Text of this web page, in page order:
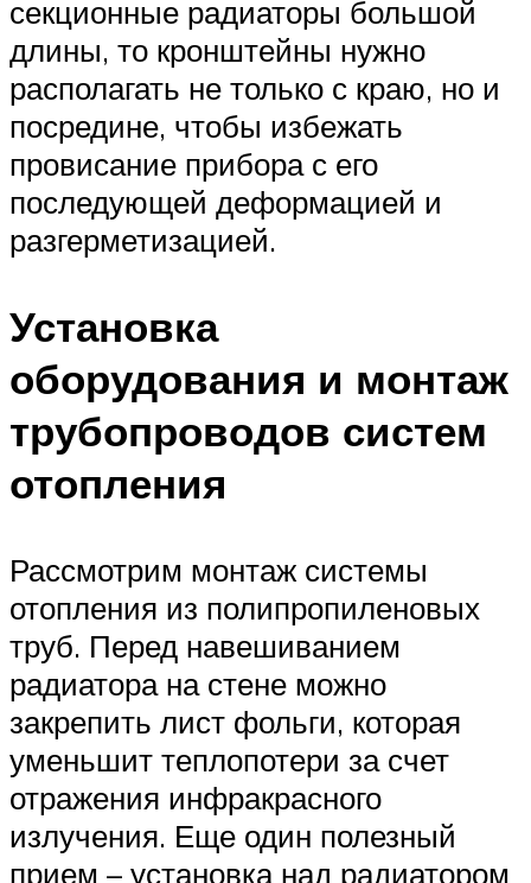
секционные радиаторы большой
длины, то кронштейны нужно
располагать не только с краю, но и
посредине, чтобы избежать
провисание прибора с его
последующей деформацией и
разгерметизацией.
Установка
оборудования и монтаж
трубопроводов систем
отопления
Рассмотрим монтаж системы
отопления из полипропиленовых
труб. Перед навешиванием
радиатора на стене можно
закрепить лист фольги, которая
уменьшит теплопотери за счет
отражения инфракрасного
излучения. Еще один полезный
прием – установка над радиатором